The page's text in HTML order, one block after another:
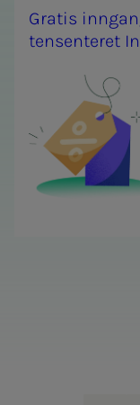
Gra­­­tis
ten­­­sen­­­te­ret